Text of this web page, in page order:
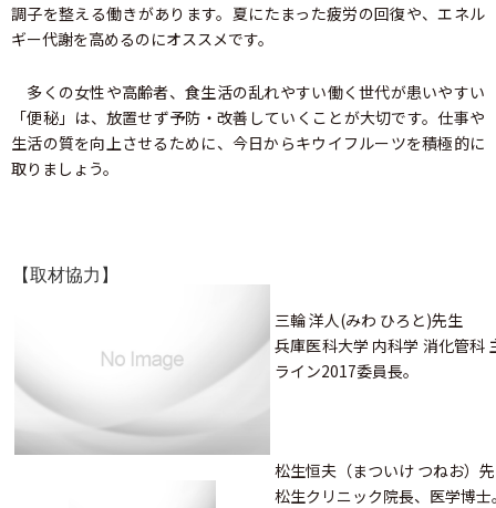
調子を整える働きがあります。夏にたまった疲労の回復や、エネル
ギー代謝を高めるのにオススメです。
多くの女性や高齢者、食生活の乱れやすい働く世代が患いやすい
「便秘」は、放置せず予防・改善していくことが大切です。仕事や
生活の質を向上させるために、今日からキウイフルーツを積極的に
取りましょう。
【取材協力】
三輪 洋人(みわ ひろと)先生
兵庫医科大学 内科学 消化管科
ライン2017委員長。
松生恒夫（まついけ つねお）
松生クリニック院長、医学博